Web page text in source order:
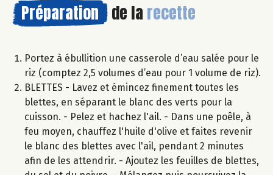
Préparation de la recette
Portez à ébullition une casserole d’eau salée pour le
riz (comptez 2,5 volumes d’eau pour 1 volume de riz).
BLETTES - Lavez et émincez finement toutes les
blettes, en séparant le blanc des verts pour la
cuisson. - Pelez et hachez l'ail. - Dans une poêle, à
feu moyen, chauffez l'huile d'olive et faites revenir
le blanc des blettes avec l'ail, pendant 2 minutes
afin de les attendrir. - Ajoutez les feuilles de blettes,